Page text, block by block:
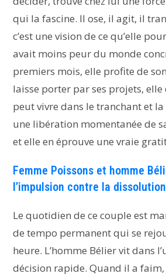
qui la fascine. Il ose, il agit, il
c’est une vision de ce qu’elle
avait moins peur du monde
premiers mois, elle profite de
laisse porter par ses projets, elle
peut vivre dans le tranchant et la
une libération momentanée de
et elle en éprouve une vraie
Femme Poissons et homme
l’impulsion contre la dissolution
Le quotidien de ce couple est
de tempo permanent qui se
heure. L’homme Bélier vit dans
décision rapide. Quand il a